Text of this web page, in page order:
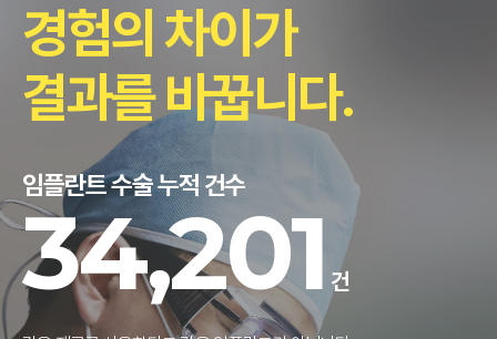
경험의 차이가
결과를 바꿉니다.
임플란트 수술누적 건수
34,201 건